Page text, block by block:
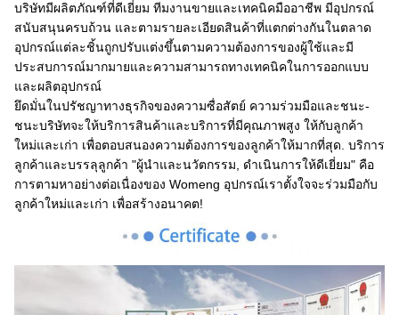
บริษัทมีผลิตภัณฑ์ที่ดีเยี่ยม ทีมงานขายและเทคนิคมืออาชีพ มีอุปกรณ์
สนับสนุนครบถ้วน และตามรายละเอียดสินค้าที่แตกต่างกันในตลาด
อุปกรณ์แต่ละชิ้นถูกปรับแต่งขึ้นตามความต้องการของผู้ใช้และมี
ประสบการณ์มากมายและความสามารถทางเทคนิคในการออกแบบ
และผลิตอุปกรณ์
ยึดมั่นในปรัชญาทางธุรกิจของความซื่อสัตย์ ความร่วมมือและชนะ-
ชนะบริษัทจะให้บริการสินค้าและบริการที่มีคุณภาพสูง ให้กับลูกค้า
ใหม่และเก่า เพื่อตอบสนองความต้องการของลูกค้าให้มากที่สุด. บริการ
ลูกค้าและบรรลุลูกค้า "ผู้นําและนวัตกรรม, ดําเนินการให้ดีเยี่ยม" คือ
การตามหาอย่างต่อเนื่องของ Womeng อุปกรณ์เราตั้งใจจะร่วมมือกับ
ลูกค้าใหม่และเก่า เพื่อสร้างอนาคต!